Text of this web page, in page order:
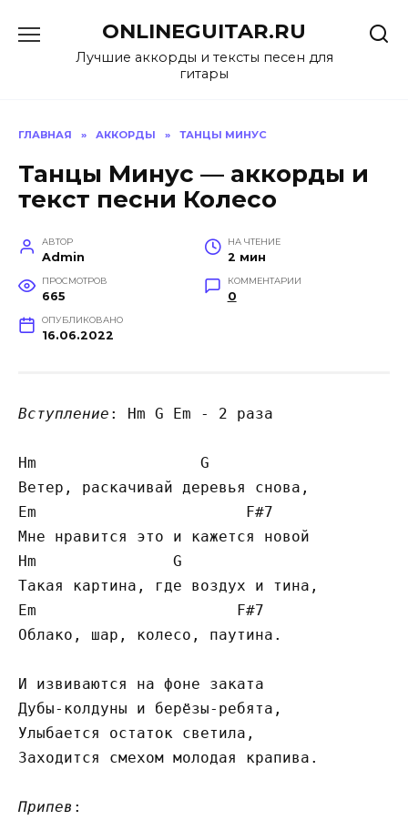
содержанию
ONLINEGUITAR.RU
Лучшие аккорды и тексты песен для
гитары
ГЛАВНАЯ » АККОРДЫ » ТАНЦЫ МИНУС
Танцы Минус — аккорды и
текст песни Колесо
АВТОР
Admin
НА ЧТЕНИЕ
2 мин
ПРОСМОТРОВ
665
КОММЕНТАРИИ
0
ОПУБЛИКОВАНО
16.06.2022
Вступление : Hm G Em - 2 раза
Hm                  G
Ветер, раскачивай деревья снова,
Em                       F#7
Мне нравится это и кажется новой
Hm               G
Такая картина, где воздух и тина,
Em                      F#7
Облако, шар, колесо, паутина.
И извиваются на фоне заката
Дубы-колдуны и берёзы-ребята,
Улыбается остаток светила,
Заходится смехом молодая крапива.
Припев :